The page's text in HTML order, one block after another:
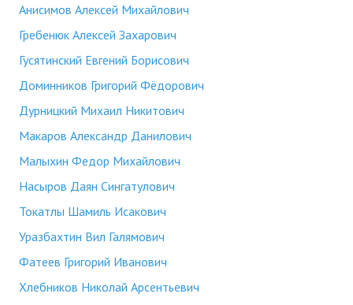
Анисимов Алексей Михайлович
Гребенюк Алексей Захарович
Гусятинский Евгений Борисович
Доминников Григорий Фёдорович
Дурницкий Михаил Никитович
Макаров Александр Данилович
Малыхин Федор Михайлович
Насыров Даян Сингатулович
Токатлы Шамиль Исакович
Уразбахтин Вил Галямович
Фатеев Григорий Иванович
Хлебников Николай Арсентьевич